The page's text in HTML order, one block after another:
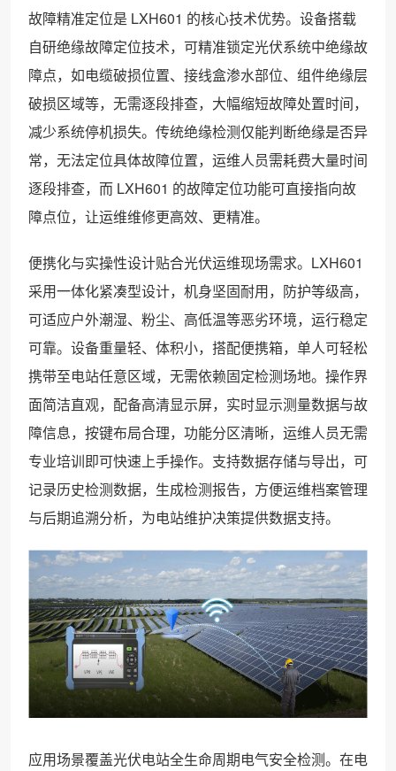
故障精准定位是 LXH601 的核心技术优势。设备搭载
自研绝缘故障定位技术，可精准锁定光伏系统中绝缘故
障点，如电缆破损位置、接线盒渗水部位、组件绝缘层
破损区域等，无需逐段排查，大幅缩短故障处置时间，
减少系统停机损失。传统绝缘检测仅能判断绝缘是否异
常，无法定位具体故障位置，运维人员需耗费大量时间
逐段排查，而 LXH601 的故障定位功能可直接指向故
障点位，让运维维修更高效、更精准。
便携化与实操性设计贴合光伏运维现场需求。LXH601
采用一体化紧凑型设计，机身坚固耐用，防护等级高，
可适应户外潮湿、粉尘、高低温等恶劣环境，运行稳定
可靠。设备重量轻、体积小，搭配便携箱，单人可轻松
携带至电站任意区域，无需依赖固定检测场地。操作界
面简洁直观，配备高清显示屏，实时显示测量数据与故
障信息，按键布局合理，功能分区清晰，运维人员无需
专业培训即可快速上手操作。支持数据存储与导出，可
记录历史检测数据，生成检测报告，方便运维档案管理
与后期追溯分析，为电站维护决策提供数据支持。
应用场景覆盖光伏电站全生命周期电气安全检测。在电